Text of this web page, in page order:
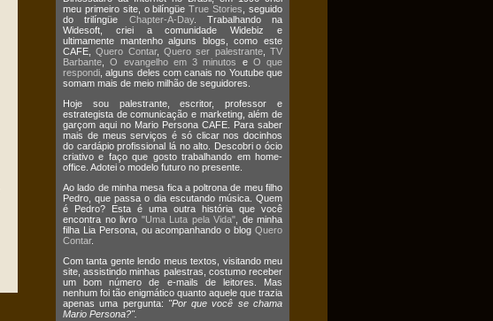
meu primeiro site, o bilíngüeTrue Stories , seguido
do trilíngüe Chapter-A-Day. Trabalhando na
Widesoft, criei a comunidade Widebiz e
ultimamente mantenho alguns blogs, como este
CAFE,Quero Contar,Quero ser palestrante,TV
Barbante ,O evangelho em 3 minutos e O que
respondi , alguns deles com canais no Youtube que
somam mais de meio milhão de seguidores.
Hoje sou palestrante, escritor, professor e
estrategista de comunicação e marketing, além de
garçom aqui no Mario Persona CAFE. Para saber
mais de meus serviços é só clicar nos docinhos
do cardápio profissional lá no alto. Descobri o ócio
criativo e faço que gosto trabalhando em home-
office. Adotei o modelo futuro no presente.
Ao lado de minha mesa fica a poltrona de meu filho
Pedro, que passa o dia escutando música. Quem
é Pedro? Esta é uma outra história que você
encontra no livro "Uma Luta pela Vida" , de minha
filha Lia Persona, ou acompanhando o blog Quero
Contar.
Com tanta gente lendo meus textos, visitando meu
site, assistindo minhas palestras, costumo receber
um bom número de e-mails de leitores. Mas
nenhum foi tão enigmático quanto aquele que trazia
apenas uma pergunta: "Por que você se chama
Mario Persona?".